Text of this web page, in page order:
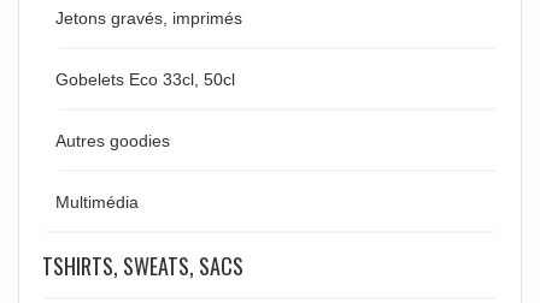
Jetons gravés, imprimés
Gobelets Eco 33cl, 50cl
Autres goodies
Multimédia
TSHIRTS, SWEATS, SACS